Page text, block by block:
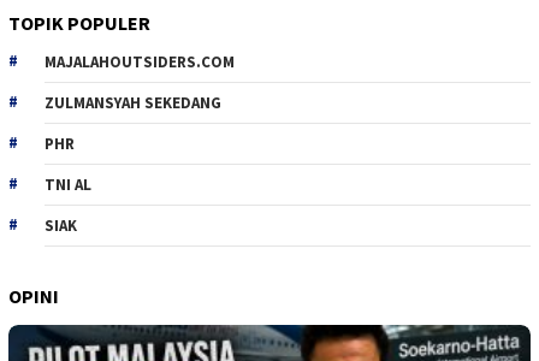
TOPIK POPULER
MAJALAHOUTSIDERS.COM
ZULMANSYAH SEKEDANG
PHR
TNI AL
SIAK
OPINI